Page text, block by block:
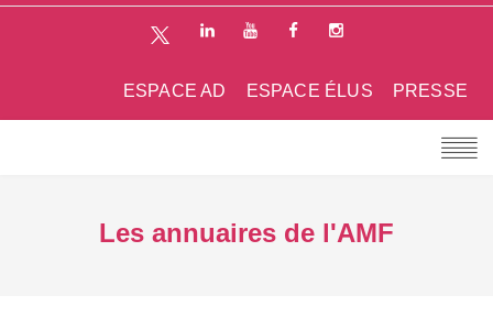
PRESSE
ESPACE ÉLUS
ESPACE AD
Les annuaires de l'AMF